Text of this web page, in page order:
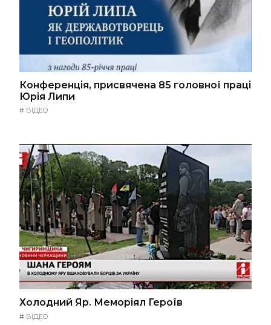
Конференція, присвячена 85 головної праці
Юрія Липи
# ВІДЕО
Холодний Яр. Меморіял Героїв
# ВІДЕО